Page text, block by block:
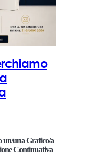
una Grafico/a
Continuativa